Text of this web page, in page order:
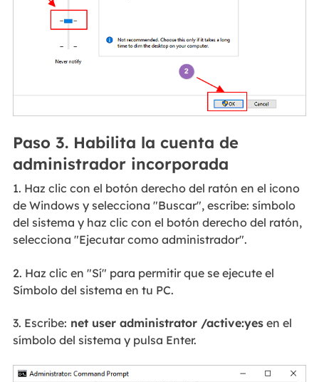
Paso 3. Habilita la cuenta de
administrador incorporada
1. Haz clic con el botón derecho del ratón en el icono
de Windows y selecciona "Buscar", escribe: símbolo
del sistema y haz clic con el botón derecho del ratón,
selecciona "Ejecutar como administrador".
2. Haz clic en "Sí" para permitir que se ejecute el
Símbolo del sistema en tu PC.
3. Escribe: net user administrator /active:yesen el
símbolo del sistema y pulsa Enter.